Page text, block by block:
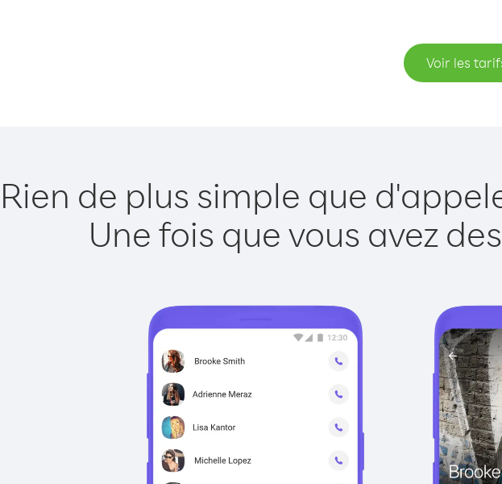
Voir les
Rien de plus simple que
Une fois que vous avez